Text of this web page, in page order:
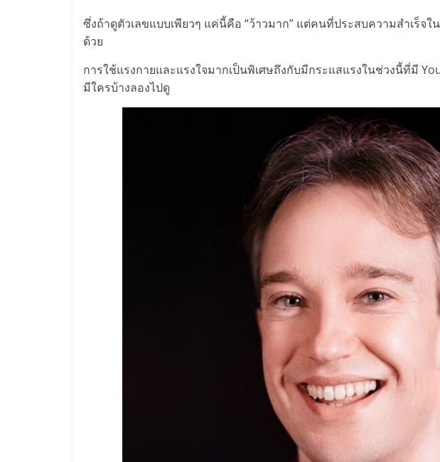
แฟ
รน
ไชส์
ซึ่งถ้าดูตัวเลขแบบเพียวๆ แค่นี้คือ “ว้าวมาก” แต่คนที่ประสบความสำเร็จใ
ด้วย
การใช้แรงกายและแรงใจมากเป็นพิเศษถึงกับมีกระแสแรงในช่วงนี้ที่มี
มีใครบ้างลองไปดู